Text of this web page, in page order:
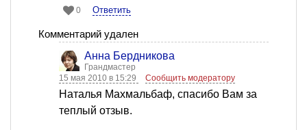
0 Ответить
Комментарий удален
Анна Бердникова
Грандмастер
15 мая 2010 в 15:29
Сообщить модератору
Наталья Махмальбаф, спасибо Вам за
теплый отзыв.